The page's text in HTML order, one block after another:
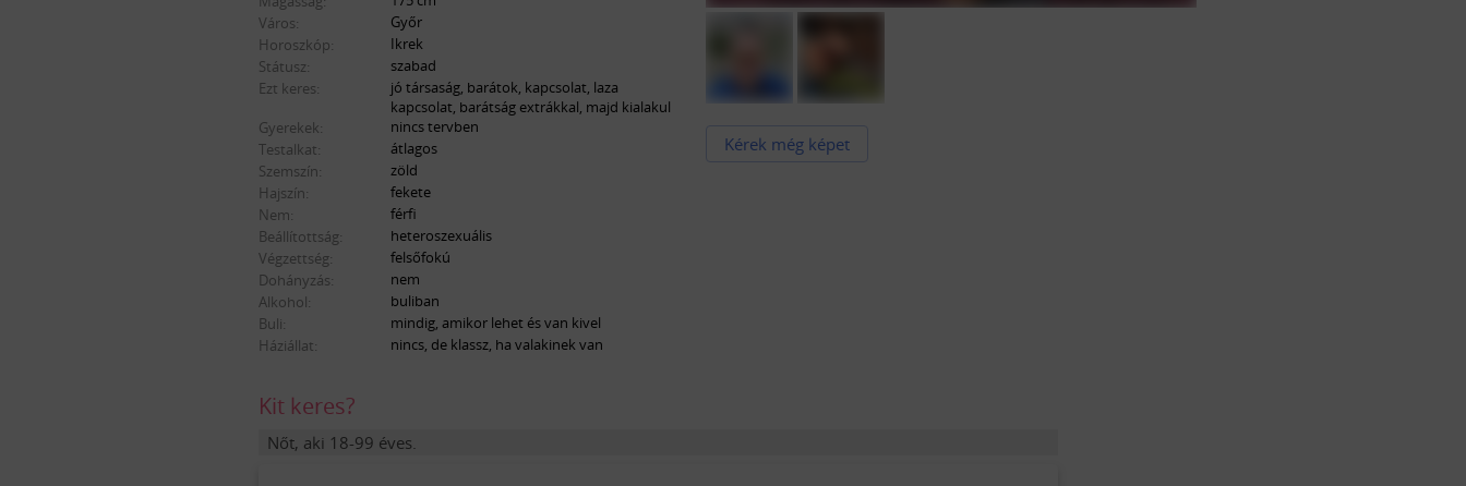
Város:
Győr
Horoszkóp:
Ikrek
Státusz:
szabad
Ezt keres:
jó társaság, barátok, kapcsolat, laza
kapcsolat, barátság extrákkal, majd kialakul
Gyerekek:
nincs tervben
Testalkat:
átlagos
Szemszín:
zöld
Hajszín:
fekete
Nem:
férfi
Beállítottság:
heteroszexuális
Végzettség:
felsőfokú
Dohányzás:
nem
Alkohol:
buliban
Buli:
mindig, amikor lehet és van kivel
Háziállat:
nincs, de klassz, ha valakinek van
Kérek még képet
Kit keres?
Nőt, aki 18-99 éves.